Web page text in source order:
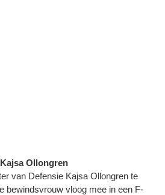
Ollongren
van Defensie Kajsa Ollongren te
bewindsvrouw vloog mee in een F-